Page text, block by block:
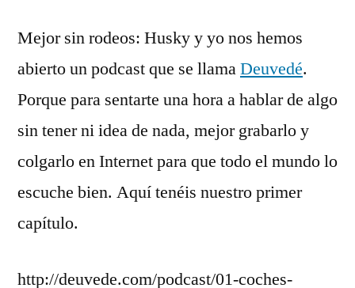
Mejor sin rodeos: Husky y yo nos hemos
abierto un podcast que se llamaDeuvedé.
Porque para sentarte una hora a hablar de algo
sin tener ni idea de nada, mejor grabarlo y
colgarlo en Internet para que todo el mundo lo
escuche bien. Aquí tenéis nuestro primer
capítulo.
http://deuvede.com/podcast/01-coches-